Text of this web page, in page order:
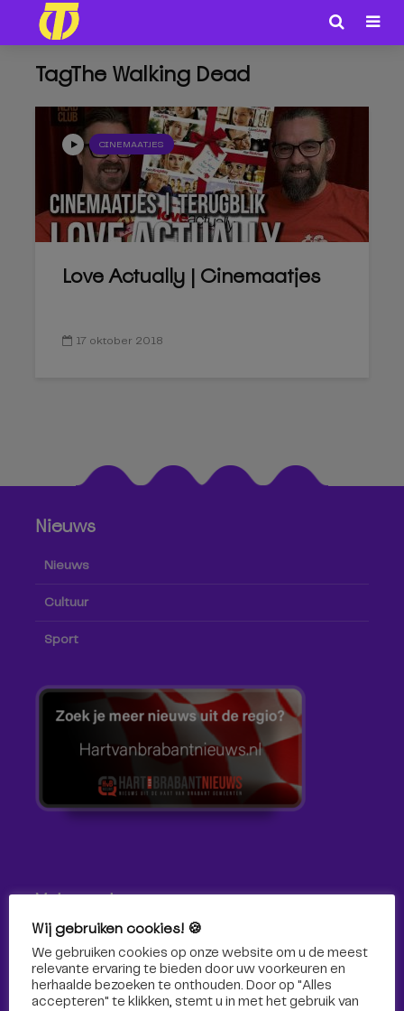
TagThe Walking Dead
CINEMAATJES
Love Actually | Cinemaatjes
17 oktober 2018
Nieuws
Nieuws
Cultuur
Sport
Volg ons!
Volg Omroep Tilburg niet alleen hier, maar ook via social
media!
Wij gebruiken cookies! 🍪
We gebruiken cookies op onze website om u de meest
relevante ervaring te bieden door uw voorkeuren en
herhaalde bezoeken te onthouden. Door op "Alles
accepteren" te klikken, stemt u in met het gebruik van